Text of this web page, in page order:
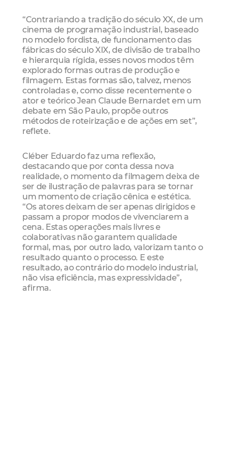
“Contrariando a tradição do século XX, de um
cinema de programação industrial, baseado
no modelo fordista, de funcionamento das
fábricas do século XIX, de divisão de trabalho
e hierarquia rígida, esses novos modos têm
explorado formas outras de produção e
filmagem. Estas formas são, talvez, menos
controladas e, como disse recentemente o
ator e teórico Jean Claude Bernardet em um
debate em São Paulo, propõe outros
métodos de roteirização e de ações em set”,
reflete.
Cléber Eduardo faz uma reflexão,
destacando que por conta dessa nova
realidade, o momento da filmagem deixa de
ser de ilustração de palavras para se tornar
um momento de criação cênica e estética.
“Os atores deixam de ser apenas dirigidos e
passam a propor modos de vivenciarem a
cena. Estas operações mais livres e
colaborativas não garantem qualidade
formal, mas, por outro lado, valorizam tanto o
resultado quanto o processo. E este
resultado, ao contrário do modelo industrial,
não visa eficiência, mas expressividade”,
afirma.